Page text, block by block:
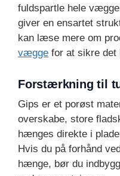
fuldspartle hele
giver en ensartet
kan læse mere om
vægge for at sikre det
Forstærkning til
Gips er et porøst
overskabe, store
hænges direkte i
Hvis du på forhånd
hænge, bør du